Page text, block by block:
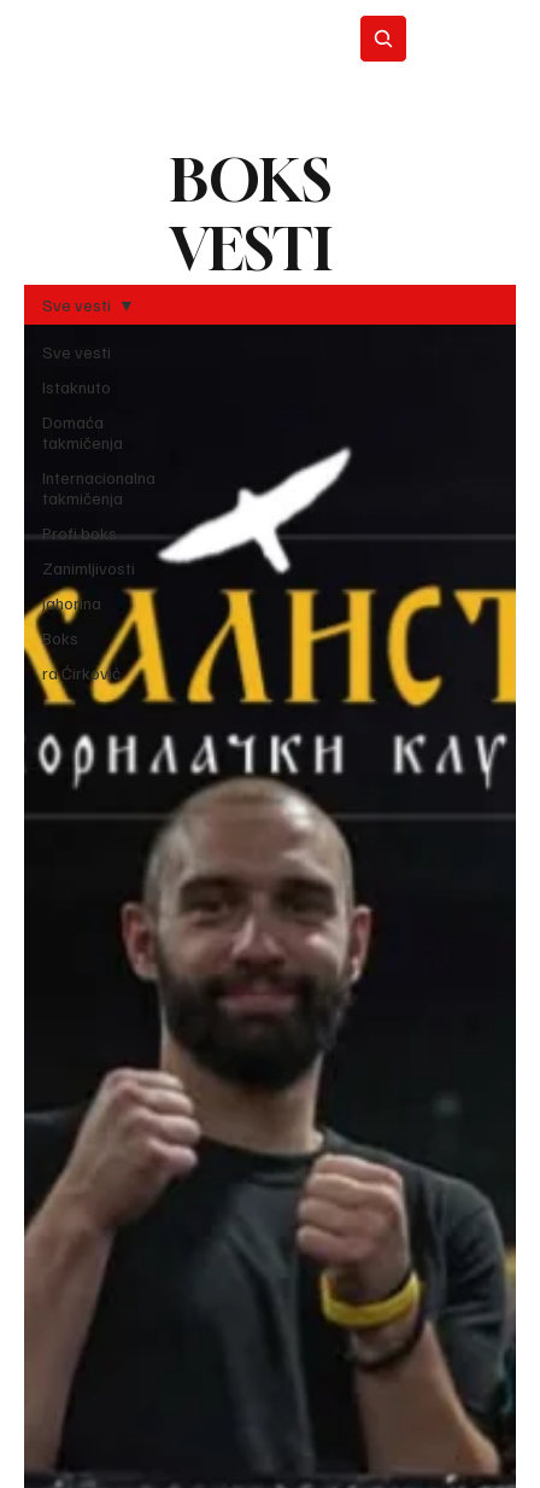
BOKS
VESTI
Sve vesti
Istaknuto
Domaća
takmičenja
Internacionalna
takmičenja
Profi boks
Zanimljivosti
Jahorina
Boks
ra Ćirković
Sve vesti